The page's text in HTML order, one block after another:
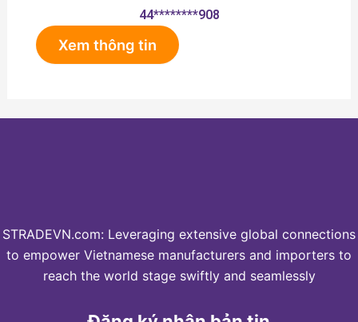
44********908
Xem thông tin
STRADEVN.com: Leveraging extensive global connections
to empower Vietnamese manufacturers and importers to
reach the world stage swiftly and seamlessly